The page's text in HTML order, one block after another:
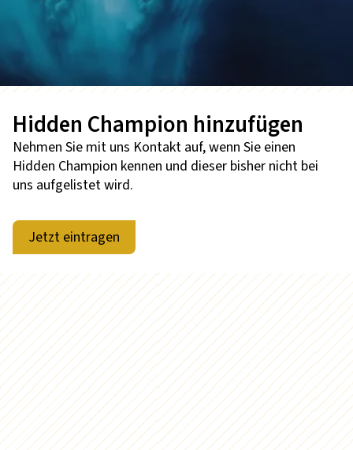
Hidden Champion hinzufügen
Nehmen Sie mit uns Kontakt auf, wenn Sie einen
Hidden Champion kennen und dieser bisher nicht bei
uns aufgelistet wird.
Jetzt eintragen